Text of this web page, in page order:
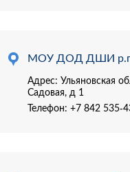
МОУ ДОД ДШИ р.п.
Адрес: Ульяновская
Садовая, д 1
Телефон: +7 842 535-